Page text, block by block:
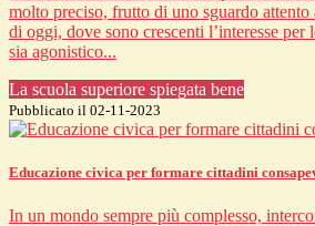
molto preciso, frutto di uno sguardo
di oggi, dove sono crescenti l’interesse per
sia agonistico...
La scuola superiore spiegata bene
Pubblicato il 02-11-2023
Educazione civica per formare cittadini
In un mondo sempre più complesso,